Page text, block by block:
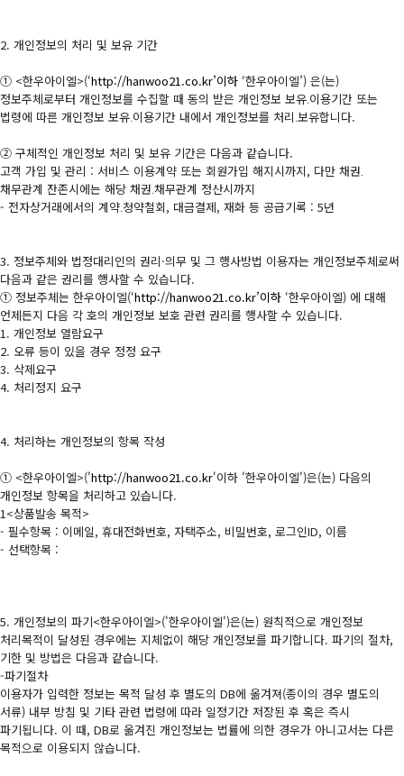
2. 개인정보의 처리 및 보유 기간
① <한우아이엘>(‘http://hanwoo21.co.kr’이하 ‘한우아이엘’) 은(는)
정보주체로부터 개인정보를 수집할 때 동의 받은 개인정보 보유․이용기간 또는
법령에 따른 개인정보 보유․이용기간 내에서 개인정보를 처리․보유합니다.
② 구체적인 개인정보 처리 및 보유 기간은 다음과 같습니다.
고객 가입 및 관리 : 서비스 이용계약 또는 회원가입 해지시까지, 다만 채권․
채무관계 잔존시에는 해당 채권․채무관계 정산시까지
- 전자상거래에서의 계약․청약철회, 대금결제, 재화 등 공급기록 : 5년
3. 정보주체와 법정대리인의 권리·의무 및 그 행사방법 이용자는 개인정보주체로써
다음과 같은 권리를 행사할 수 있습니다.
① 정보주체는 한우아이엘(‘http://hanwoo21.co.kr’이하 ‘한우아이엘) 에 대해
언제든지 다음 각 호의 개인정보 보호 관련 권리를 행사할 수 있습니다.
1. 개인정보 열람요구
2. 오류 등이 있을 경우 정정 요구
3. 삭제요구
4. 처리정지 요구
4. 처리하는 개인정보의 항목 작성
① <한우아이엘>('http://hanwoo21.co.kr'이하 '한우아이엘')은(는) 다음의
개인정보 항목을 처리하고 있습니다.
1<상품발송 목적>
- 필수항목 : 이메일, 휴대전화번호, 자택주소, 비밀번호, 로그인ID, 이름
- 선택항목 :
5. 개인정보의 파기<한우아이엘>('한우아이엘')은(는) 원칙적으로 개인정보
처리목적이 달성된 경우에는 지체없이 해당 개인정보를 파기합니다. 파기의 절차,
기한 및 방법은 다음과 같습니다.
-파기절차
이용자가 입력한 정보는 목적 달성 후 별도의 DB에 옮겨져(종이의 경우 별도의
서류) 내부 방침 및 기타 관련 법령에 따라 일정기간 저장된 후 혹은 즉시
파기됩니다. 이 때, DB로 옮겨진 개인정보는 법률에 의한 경우가 아니고서는 다른
목적으로 이용되지 않습니다.